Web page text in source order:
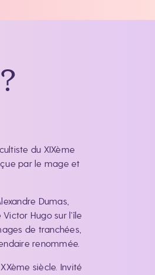
du XIXème
par le mage et
Dumas,
Hugo sur l’île
de tranchées,
renommée.
siècle. Invité